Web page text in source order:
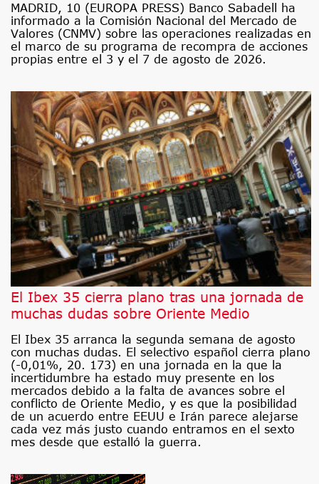
MADRID, 10 (EUROPA PRESS) Banco Sabadell ha
informado a la Comisión Nacional del Mercado de
Valores (CNMV) sobre las operaciones realizadas en
el marco de su programa de recompra de acciones
propias entre el 3 y el 7 de agosto de 2026.
El Ibex 35 cierra plano tras una jornada de
muchas dudas sobre Oriente Medio
El Ibex 35 arranca la segunda semana de agosto
con muchas dudas. El selectivo español cierra plano
(-0,01%, 20. 173) en una jornada en la que la
incertidumbre ha estado muy presente en los
mercados debido a la falta de avances sobre el
conflicto de Oriente Medio, y es que la posibilidad
de un acuerdo entre EEUU e Irán parece alejarse
cada vez más justo cuando entramos en el sexto
mes desde que estalló la guerra.